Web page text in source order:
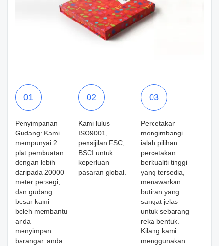
01
Penyimpanan
Gudang: Kami
mempunyai 2
plat pembuatan
dengan lebih
daripada 20000
meter persegi,
dan gudang
besar kami
boleh membantu
anda
menyimpan
barangan anda
02
Kami lulus
ISO9001,
pensijilan FSC,
BSCI untuk
keperluan
pasaran global.
03
Percetakan
mengimbangi
ialah pilihan
percetakan
berkualiti tinggi
yang tersedia,
menawarkan
butiran yang
sangat jelas
untuk sebarang
reka bentuk.
Kilang kami
menggunakan